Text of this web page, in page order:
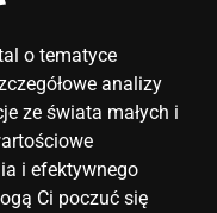
na tym
w szkole:
które
o tematyce
analizy
ze świata małych i
i efektywnego
Ci poczuć się